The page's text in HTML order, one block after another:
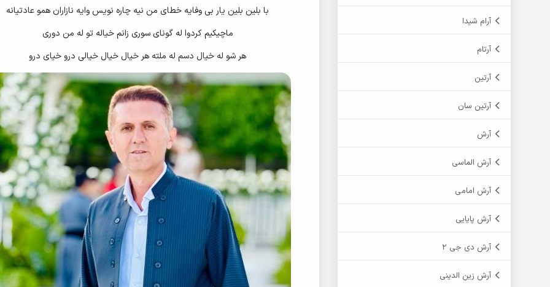
آرام شیدا
آرتام
آرتین
آرتین سان
آرش
آرش الماسی
آرش امامی
آرش پایایی
آرش دی جی 2
آرش زین الدینی
Album
Amini Delsouz Khaledi - Ey Khalo Rebavar
Amini Delsouz Khaledi - Hawrami
Amini Delsouz Khaledi - Jangiana
Amini Delsouz Khaledi - Shad
Amini Delsouz Khaledi - Shirin Shamal
Amini - Garyan Shad
Amini - Ghamgin
Amini - Hawrami 1
Amini - Hawrami 2
Amini - Hawrami 3
99
Khaledi - Aseman Pey To
Khaledi - Aziz
با بلین بلین یار بی وفایه خطای من نیه چاره نویس وایه نازاران همو عادتیانه
ماچیکیم کردوا له گونای سوری زانم خیاله تو له من دوری
هر شو له خیال دسم له ملته هر خیال خیال خیالی درو خیای درو